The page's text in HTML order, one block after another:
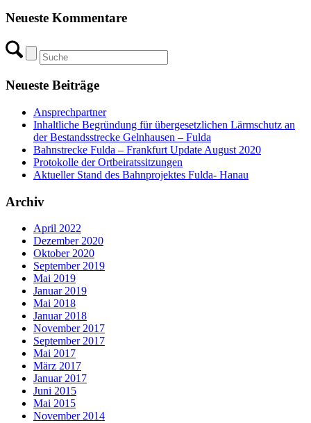
Neueste Kommentare
Neueste Beiträge
Ansprechpartner
Inhaltliche Begründung für übergesetzlichen Lärmschutz an
der Bestandsstrecke Gelnhausen – Fulda
Bahnstrecke Fulda – Frankfurt Update August 2020
Protokolle der Ortbeiratssitzungen
Aktueller Stand des Bahnprojektes Fulda- Hanau
Archiv
April 2022
Dezember 2020
Oktober 2020
September 2019
Mai 2019
Januar 2019
Mai 2018
Januar 2018
November 2017
September 2017
Mai 2017
März 2017
Januar 2017
Juni 2015
Mai 2015
November 2014